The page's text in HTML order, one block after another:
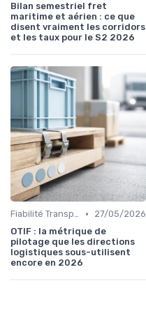
Bilan semestriel fret
maritime et aérien : ce que
disent vraiment les corridors
et les taux pour le S2 2026
Fiabilité Transport •
27/05/2026
OTIF : la métrique de
pilotage que les directions
logistiques sous-utilisent
encore en 2026